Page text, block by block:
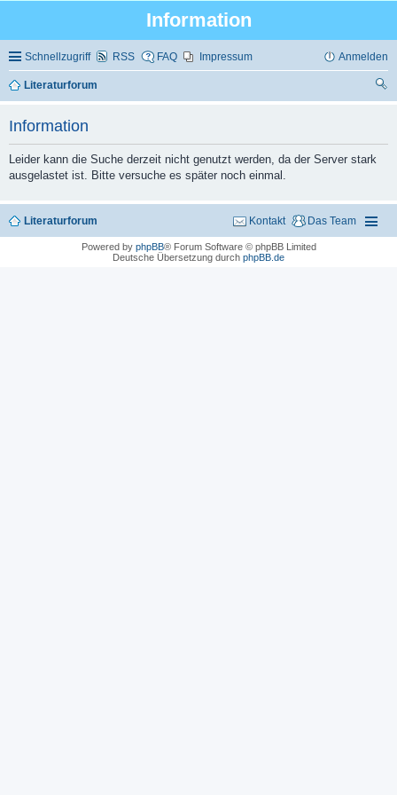
Information
Schnellzugriff RSS FAQ Impressum Anmelden
Literaturforum
Information
Leider kann die Suche derzeit nicht genutzt werden, da der Server stark
ausgelastet ist. Bitte versuche es später noch einmal.
Literaturforum Das Team
Kontakt
Powered by phpBB® Forum Software © phpBB Limited
Deutsche Übersetzung durch phpBB.de